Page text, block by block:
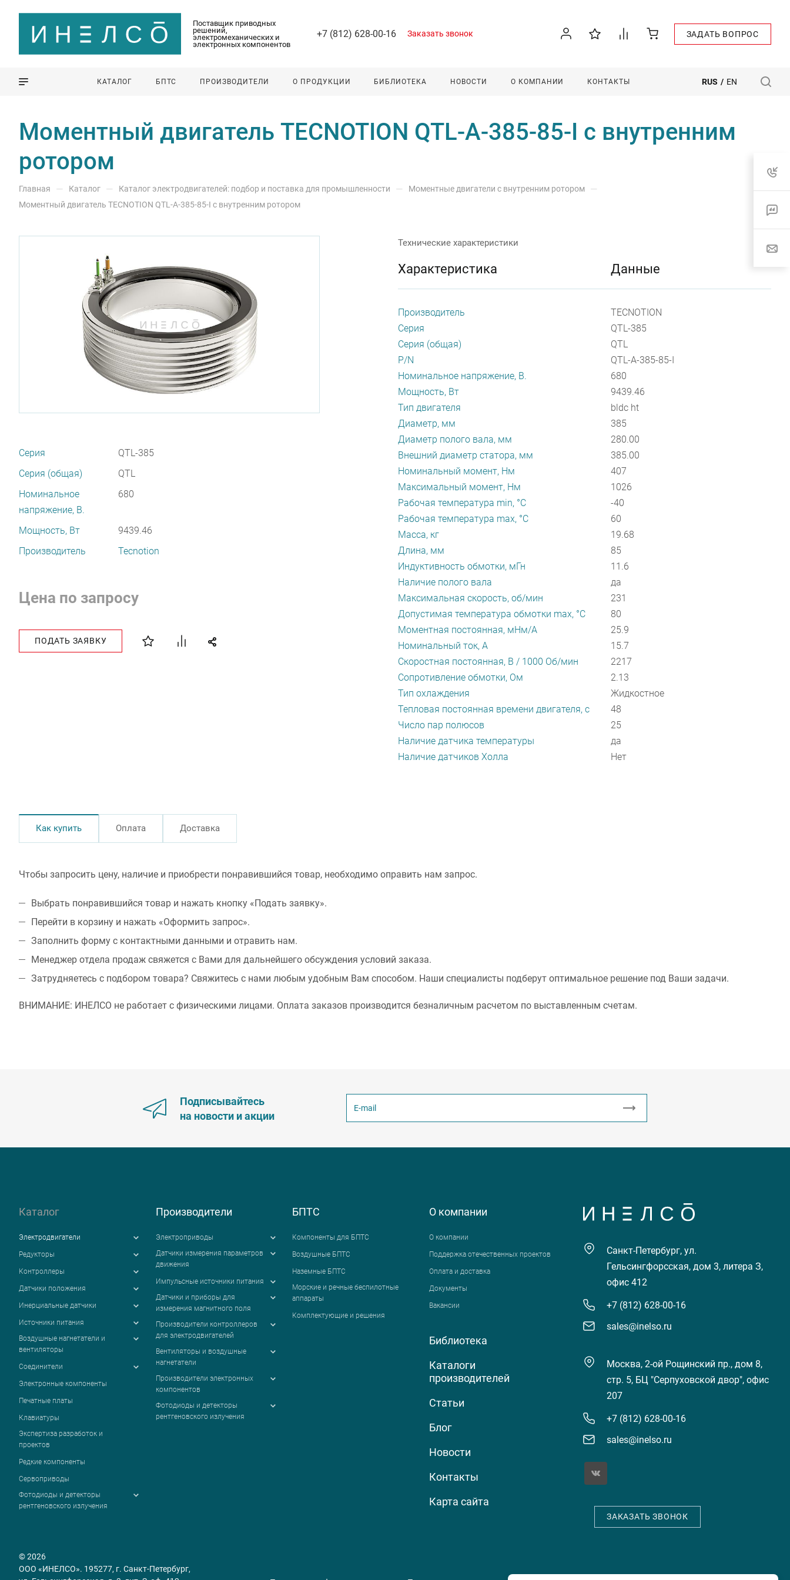
Поставщик приводных
решений,
электромеханических и
электронных компонентов
+7 (812) 628-00-16 Заказать звонок ЗАДАТЬ ВОПРОС
КАТАЛОГ БПТС ПРОИЗВОДИТЕЛИ О ПРОДУКЦИИ БИБЛИОТЕКА НОВОСТИ О КОМПАНИИ КОНТАКТЫ RUS / EN
Моментный двигатель TECNOTION QTL-A-385-85-I с внутренним
ротором
Главная — Каталог — Каталог электродвигателей: подбор и поставка для промышленности — Моментные двигатели с внутренним ротором —
Моментный двигатель TECNOTION QTL-A-385-85-I с внутренним ротором
Серия
QTL-385
Серия (общая)
QTL
Номинальное
напряжение, В.
680
Мощность, Вт
9439.46
Производитель
Tecnotion
Цена по запросу
ПОДАТЬ ЗАЯВКУ
Технические характеристики
Характеристика Данные
Производитель
TECNOTION
Серия
QTL-385
Серия (общая)
QTL
P/N
QTL-A-385-85-I
Номинальное напряжение, В.
680
Мощность, Вт
9439.46
Тип двигателя
bldc ht
Диаметр, мм
385
Диаметр полого вала, мм
280.00
Внешний диаметр статора, мм
385.00
Номинальный момент, Нм
407
Максимальный момент, Нм
1026
Рабочая температура min, °С
-40
Рабочая температура max, °С
60
Масса, кг
19.68
Длина, мм
85
Индуктивность обмотки, мГн
11.6
Наличие полого вала
да
Максимальная скорость, об/мин
231
Допустимая температура обмотки max, °С
80
Моментная постоянная, мНм/А
25.9
Номинальный ток, А
15.7
Скоростная постоянная, В / 1000 Об/мин
2217
Сопротивление обмотки, Ом
2.13
Тип охлаждения
Жидкостное
Тепловая постоянная времени двигателя, с
48
Число пар полюсов
25
Наличие датчика температуры
да
Наличие датчиков Холла
Нет
Как купить Оплата Доставка
Чтобы запросить цену, наличие и приобрести понравившийся товар, необходимо оправить нам запрос.
Выбрать понравившийся товар и нажать кнопку «Подать заявку».
Перейти в корзину и нажать «Оформить запрос».
Заполнить форму с контактными данными и отравить нам.
Менеджер отдела продаж свяжется с Вами для дальнейшего обсуждения условий заказа.
Затрудняетесь с подбором товара? Свяжитесь с нами любым удобным Вам способом. Наши специалисты подберут оптимальное решение под Ваши задачи.
ВНИМАНИЕ: ИНЕЛСО не работает с физическими лицами. Оплата заказов производится безналичным расчетом по выставленным счетам.
Подписывайтесь
на новости и акции
Каталог
Электродвигатели
Редукторы
Контроллеры
Датчики положения
Инерциальные датчики
Источники питания
Воздушные нагнетатели и
вентиляторы
Соединители
Электронные компоненты
Печатные платы
Клавиатуры
Экспертиза разработок и
проектов
Редкие компоненты
Сервоприводы
Фотодиоды и детекторы
рентгеновского излучения
Производители
Электроприводы
Датчики измерения параметров
движения
Импульсные источники питания
Датчики и приборы для
измерения магнитного поля
Производители контроллеров
для электродвигателей
Вентиляторы и воздушные
нагнетатели
Производители электронных
компонентов
Фотодиоды и детекторы
рентгеновского излучения
БПТС
Компоненты для БПТС
Воздушные БПТС
Наземные БПТС
Морские и речные беспилотные
аппараты
Комплектующие и решения
О компании
О компании
Поддержка отечественных проектов
Оплата и доставка
Документы
Вакансии
Библиотека
Каталоги
производителей
Статьи
Блог
Новости
Контакты
Карта сайта
Санкт-Петербург, ул.
Гельсингфорсская, дом 3, литера З,
офис 412
+7 (812) 628-00-16
sales@inelso.ru
Москва, 2-ой Рощинский пр., дом 8,
стр. 5, БЦ "Серпуховской двор", офис
207
+7 (812) 628-00-16
sales@inelso.ru
ЗАКАЗАТЬ ЗВОНОК
© 2026
ООО «ИНЕЛСО». 195277, г. Санкт-Петербург,